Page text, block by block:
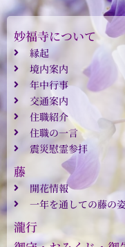
妙福寺について
縁起
境内案内
年中行事
交通案内
住職紹介
住職の一言
震災慰霊参拝
藤
開花情報
一年を通しての藤の
瀧行